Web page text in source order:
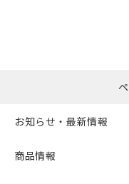
お知らせ・最新情報
商品情報